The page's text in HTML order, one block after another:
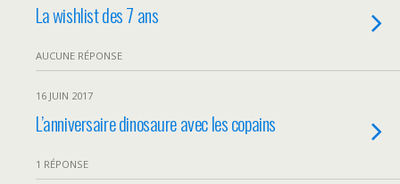
La wishlist des 7 ans
AUCUNE RÉPONSE
16 JUIN 2017
L’anniversaire dinosaure avec les copains
1 RÉPONSE